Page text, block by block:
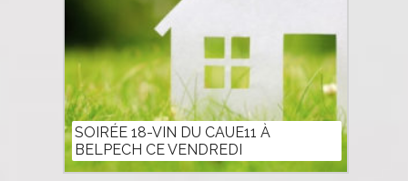
SOIRÉE 18-VIN DU CAUE11 À
BELPECH CE VENDREDI